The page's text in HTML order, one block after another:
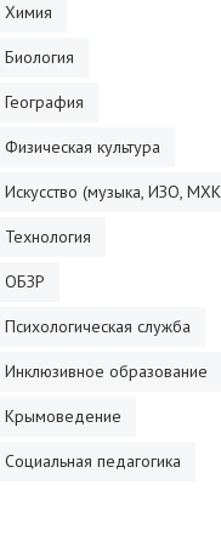
Химия
Биология
География
Физическая культура
Искусство (музыка, ИЗО,
Технология
ОБЗР
Психологическая служба
Инклюзивное образование
Крымоведение
Социальная педагогика